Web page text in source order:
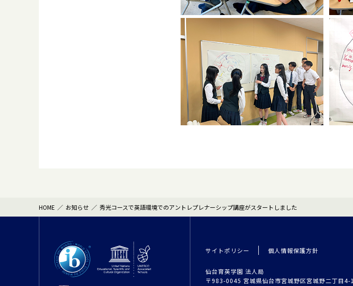
HOME お知らせ 秀光コースで英語環境でのアントレプレナーシップ講座がスタートしました
サイトポリシー 個人情報保護方針
仙台育英学園 法人局
〒983-0045 宮城県仙台市宮城野区宮城野二丁目4-1